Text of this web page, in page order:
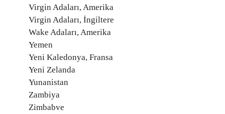
Virgin Adaları, Amerika
Virgin Adaları, İngiltere
Wake Adaları, Amerika
Yemen
Yeni Kaledonya, Fransa
Yeni Zelanda
Yunanistan
Zambiya
Zimbabve